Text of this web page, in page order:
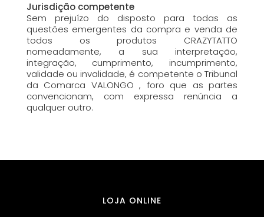
Jurisdição competente
Sem prejuízo do disposto para todas as
questões emergentes da compra e venda de
todos os produtos CRAZYTATTO
nomeadamente, a sua interpretação,
integração, cumprimento, incumprimento,
validade ou invalidade, é competente o Tribunal
da Comarca VALONGO , foro que as partes
convencionam, com expressa renúncia a
qualquer outro.
LOJA ONLINE